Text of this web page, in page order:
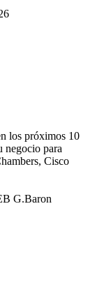
los próximos 10
negocio para
Cisco
G.Baron